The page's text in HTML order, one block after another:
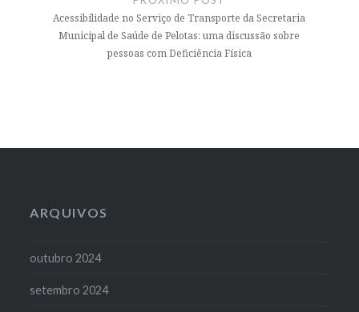
Acessibilidade no Serviço de Transporte da Secretaria
Municipal de Saúde de Pelotas: uma discussão sobre
pessoas com Deficiência Física
ARQUIVOS
outubro 2024
setembro 2024